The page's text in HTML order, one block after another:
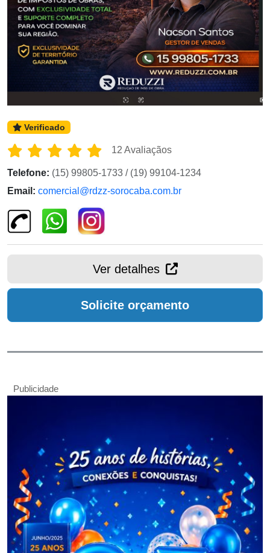
Verificado
12 Avaliaçãos
Telefone: (15) 99805-1733 / (19) 99104-1234
Email: comercial@rdzz-sorocaba.com.br
Ver detalhes
Solicite orçamento
Publicidade